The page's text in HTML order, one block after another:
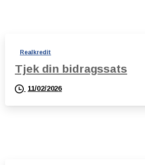
Realkredit
Tjek din bidragssats
11/02/2026